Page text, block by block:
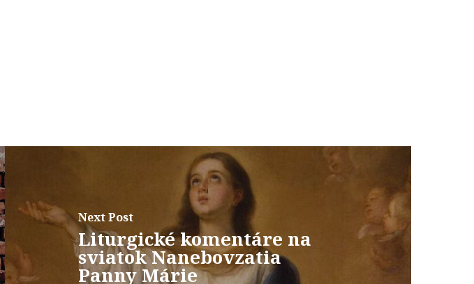
Next Post
Liturgické komentáre na
sviatok Nanebovzatia
Panny Márie